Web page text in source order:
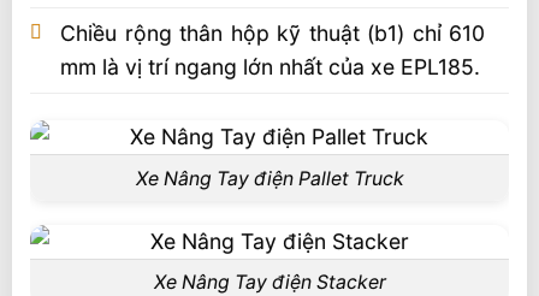
Chiều rộng thân hộp kỹ thuật (b1) chỉ 610
mm là vị trí ngang lớn nhất của xe EPL185.
Xe Nâng Tay điện Pallet Truck
Xe Nâng Tay điện Stacker